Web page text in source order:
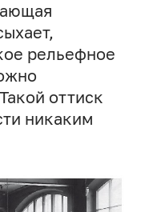
рельефное
оттиск
никаким